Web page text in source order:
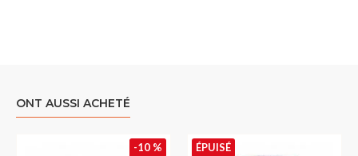
ONT AUSSI ACHETÉ
-10 % ÉPUISÉ